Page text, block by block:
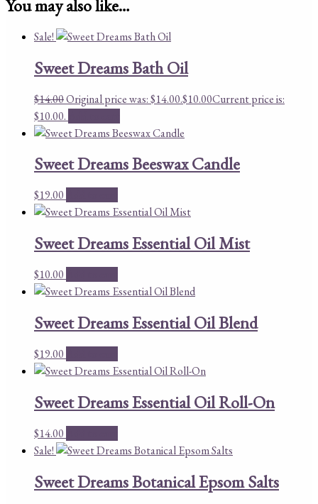
You may also like…
Sale!
Sweet Dreams Bath Oil
$14.00Original price was: $14.00.$10.00Current price is:
$10.00.
Sweet Dreams Beeswax Candle
$19.00
Sweet Dreams Essential Oil Mist
$10.00
Sweet Dreams Essential Oil Blend
$19.00
Sweet Dreams Essential Oil Roll-On
$14.00
Sale!
Sweet Dreams Botanical Epsom Salts